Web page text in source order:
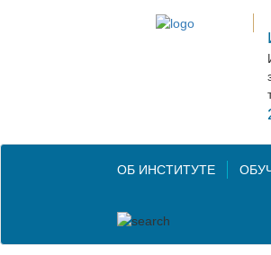
ОБ ИНСТИТУТЕ